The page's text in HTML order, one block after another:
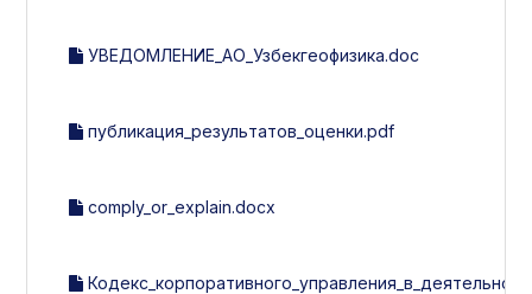
УВЕДОМЛЕНИЕ_АО_Узбекгеофизика.doc
публикация_результатов_оценки.pdf
comply_or_explain.docx